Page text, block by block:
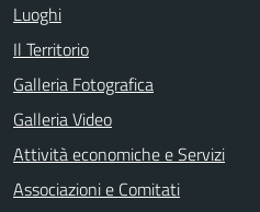
Luoghi
Il Territorio
Galleria Fotografica
Galleria Video
Attività economiche e Servizi
Associazioni e Comitati